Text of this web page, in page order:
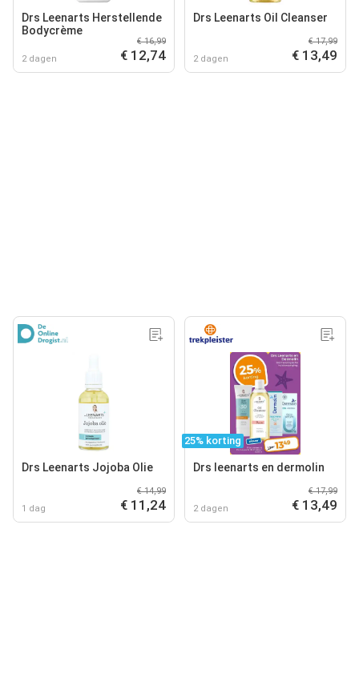
Drs Leenarts Herstellende
Bodycrème
2 dagen
€ 16,99
€ 12,74
Drs Leenarts Oil Cleanser
2 dagen
€ 17,99
€ 13,49
Drs Leenarts Jojoba Olie
1 dag
€ 14,99
€ 11,24
25% korting
Drs leenarts en dermolin
2 dagen
€ 17,99
€ 13,49